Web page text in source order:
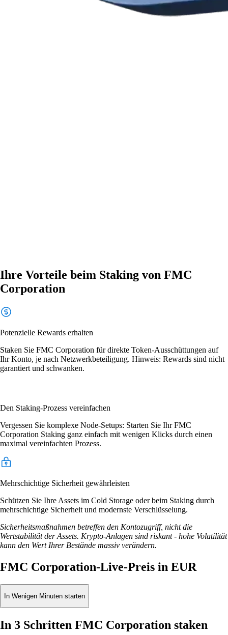
Ihre Vorteile beim Staking von FMC
Corporation
Potenzielle Rewards erhalten
Staken Sie FMC Corporation für direkte Token-Ausschüttungen auf
Ihr Konto, je nach Netzwerkbeteiligung. Hinweis: Rewards sind nicht
garantiert und schwanken.
Den Staking-Prozess vereinfachen
Vergessen Sie komplexe Node-Setups: Starten Sie Ihr FMC
Corporation Staking ganz einfach mit wenigen Klicks durch einen
maximal vereinfachten Prozess.
Mehrschichtige Sicherheit gewährleisten
Schützen Sie Ihre Assets im Cold Storage oder beim Staking durch
mehrschichtige Sicherheit und modernste Verschlüsselung.
Sicherheitsmaßnahmen betreffen den Kontozugriff, nicht die
Wertstabilität der Assets. Krypto-Anlagen sind riskant - hohe Volatilität
kann den Wert Ihrer Bestände massiv verändern.
FMC Corporation-Live-Preis in EUR
In Wenigen Minuten starten
In 3 Schritten FMC Corporation staken